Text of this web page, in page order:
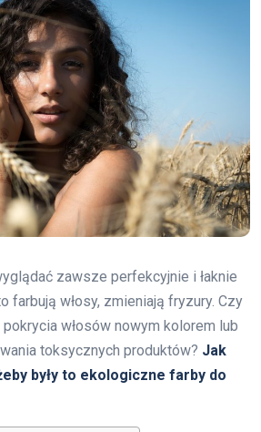
zawsze perfekcyjnie i łaknie
farbują włosy, zmieniają fryzury. Czy
włosów nowym kolorem lub
toksycznych produktów? Jak
były to ekologiczne farby do